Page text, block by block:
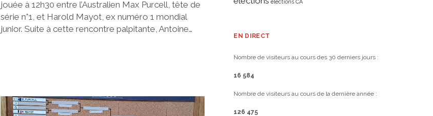
jouée à 12h30 entre l’Australien Max Purcell, tête de
série n°1, et Harold Mayot, ex numéro 1 mondial
junior. Suite à cette rencontre palpitante, Antoine…
élections CA
EN DIRECT
Nombre de visiteurs au cours des 30 derniers jours :
16 584
Nombre de visiteurs au cours de la dernière année :
126 475